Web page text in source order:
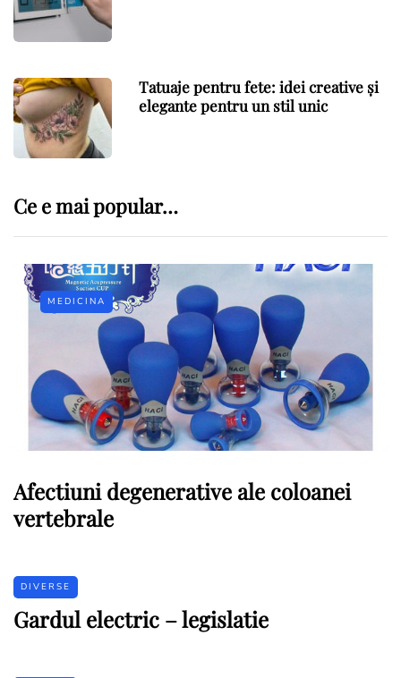
Tatuaje pentru fete: idei creative și
elegante pentru un stil unic
Ce e mai popular…
MEDICINA
Afectiuni degenerative ale coloanei
vertebrale
DIVERSE
Gardul electric – legislatie